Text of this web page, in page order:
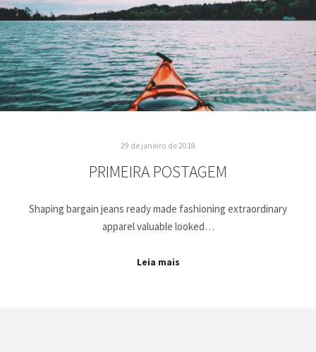
29 de janeiro de 2018
PRIMEIRA POSTAGEM
Shaping bargain jeans ready made fashioning extraordinary
apparel valuable looked…
Leia mais